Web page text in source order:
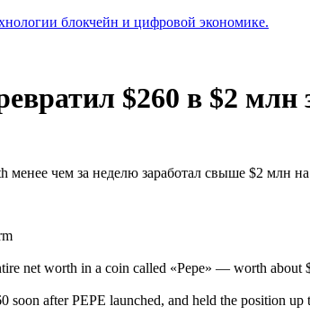
блокчейн и цифровой экономике.
$260 в $2
менее чем за неделю заработал свыше $2 млн
net worth in a coin called «Pepe» — worth about
soon after PEPE launched, and held the position